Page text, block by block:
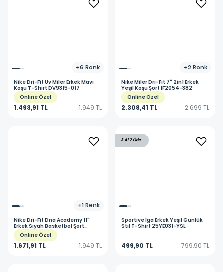
+6 Renk
NikeDri-Fit Uv Miler Erkek Mavi
Koşu T-Shirt DV9315-017
Online Özel
1.493,91 TL 1.949 TL
+2 Renk
NikeMiler Dri-Fit 7" 2in1 Erkek
Yeşil Koşu Şort IF2054-382
Online Özel
2.308,41 TL 2.699 TL
+1 Renk
NikeDri-Fit Dna Academy 11"
Erkek Siyah Basketbol Şort
IF1591-010
Online Özel
1.671,91 TL 1.949 TL
3 Al 2 Öde
SportiveIga Erkek Yeşil Günlük
Stil T-Shirt 25YE031-YSL
499,90 TL 799,90 TL